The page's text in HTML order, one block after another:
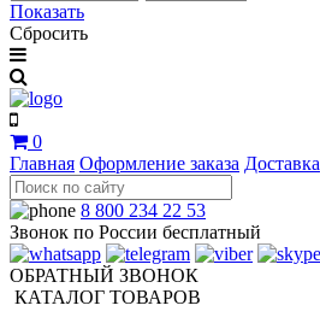
Показать
Сбросить
0
Главная Оформление заказа Доставка
8 800 234 22 53
Звонок по России бесплатный
ОБРАТНЫЙ ЗВОНОК
КАТАЛОГ ТОВАРОВ